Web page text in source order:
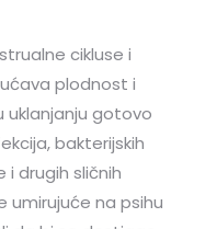
cikluse i
plodnost i
uklanjanju gotovo
bakterijskih
drugih sličnih
umirujuće na psihu